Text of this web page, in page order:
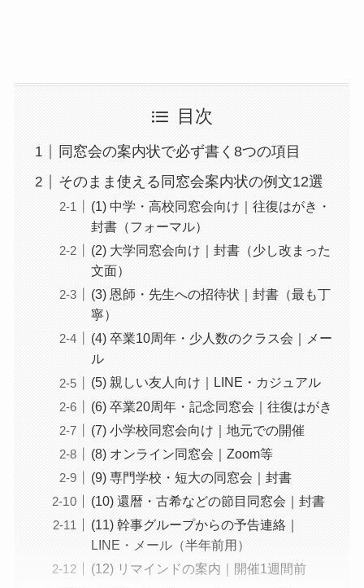
目次
同窓会の案内状で必ず書く8つの項目
そのまま使える同窓会案内状の例文12選
(1) 中学・高校同窓会向け｜往復はがき・
封書（フォーマル）
(2) 大学同窓会向け｜封書（少し改まった
文面）
(3) 恩師・先生への招待状｜封書（最も丁
寧）
(4) 卒業10周年・少人数のクラス会｜メー
ル
(5) 親しい友人向け｜LINE・カジュアル
(6) 卒業20周年・記念同窓会｜往復はがき
(7) 小学校同窓会向け｜地元での開催
(8) オンライン同窓会｜Zoom等
(9) 専門学校・短大の同窓会｜封書
(10) 還暦・古希などの節目同窓会｜封書
(11) 幹事グループからの予告連絡｜
LINE・メール（半年前用）
(12) リマインドの案内｜開催1週間前